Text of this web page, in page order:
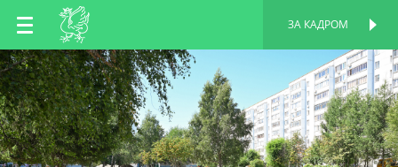
RU
EN
TT
ЗА КАДРОМ
ПЕРСОНАЛЬНАЯ
СТРАНИЦА